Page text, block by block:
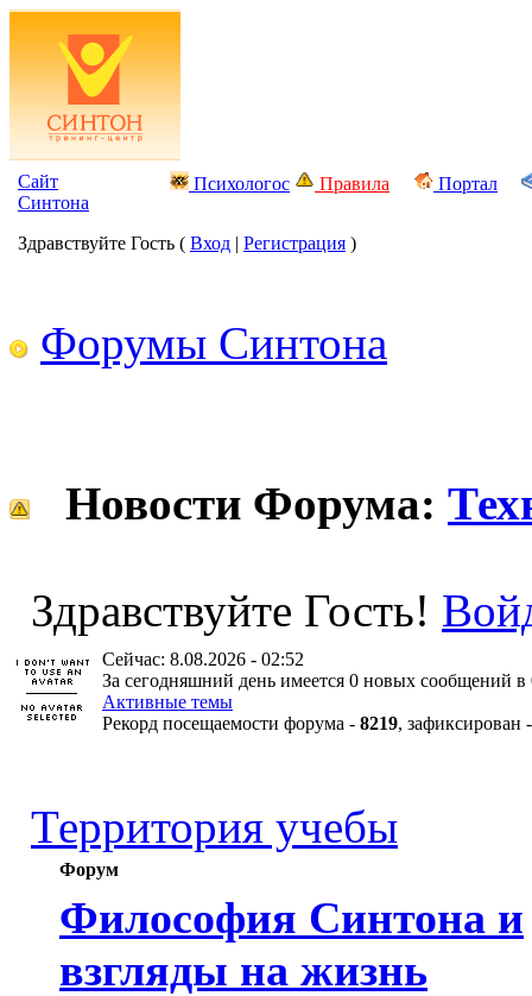
Сайт
Синтона
Психологос Правила Портал
Здравствуйте Гость ( Вход | Регистрация )
Форумы Синтона
Новости Форума:
Здравствуйте Гость!
Сейчас: 8.08.2026 - 02:52
За сегодняшний день имеется 0 новых сообщений в
Активные темы
Рекорд посещаемости форума - 8219, зафиксирован
Территория учебы
Форум
Философия Синтона и
взгляды на жизнь